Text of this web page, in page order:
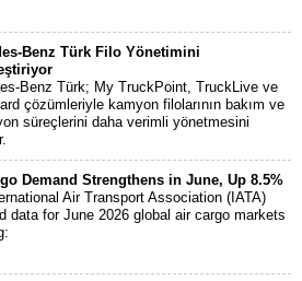
Benz Türk Filo Yönetimini
Benz Türk; My TruckPoint, TruckLive ve
çözümleriyle kamyon filolarının bakım ve
süreçlerini daha verimli yönetmesini
Demand Strengthens in June, Up 8.5%
Air Transport Association (IATA)
data for June 2026 global air cargo markets